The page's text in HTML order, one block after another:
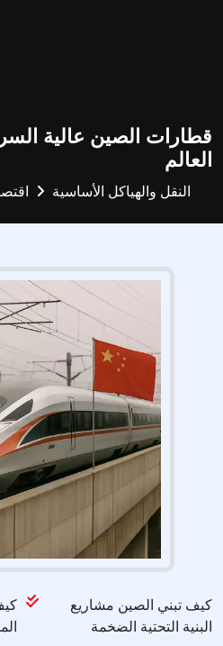
قطارات الصين عالية
العالم
النقل والهياكل الأساسية
كيف تبني الصين مشاريع
البنية التحتية الضخمة